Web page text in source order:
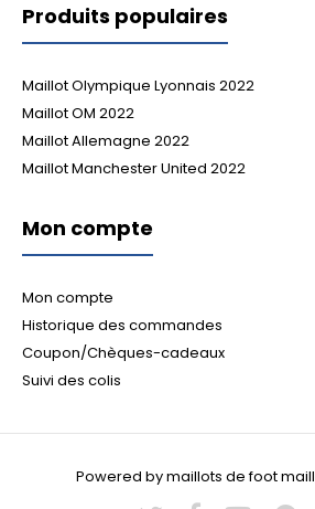
Produits populaires
Maillot Olympique Lyonnais 2022
Maillot OM 2022
Maillot Allemagne 2022
Maillot Manchester United 2022
Mon compte
Mon compte
Historique des commandes
Coupon/Chèques-cadeaux
Suivi des colis
Powered by maillots de foot